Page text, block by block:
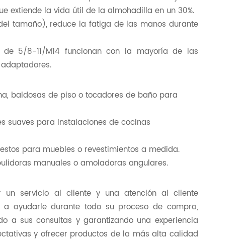
extiende la vida útil de la almohadilla en un 30%.
tamaño), reduce la fatiga de las manos durante
5/8-11/M14 funcionan con la mayoría de las
baldosas de piso o tocadores de baño para
suaves para instalaciones de cocinas
para muebles o revestimientos a medida.
manuales o amoladoras angulares.
un servicio al cliente y una atención al cliente
a ayudarle durante todo su proceso de compra,
a sus consultas y garantizando una experiencia
y ofrecer productos de la más alta calidad